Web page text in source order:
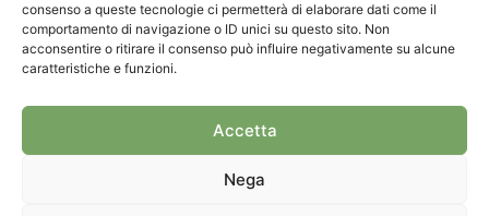
consenso a queste tecnologie ci permetterà di elaborare dati come il
comportamento di navigazione o ID unici su questo sito. Non
acconsentire o ritirare il consenso può influire negativamente su alcune
caratteristiche e funzioni.
Accetta
Nega
Grandi cambiamenti nel FC
Commercianti, rinnovi in